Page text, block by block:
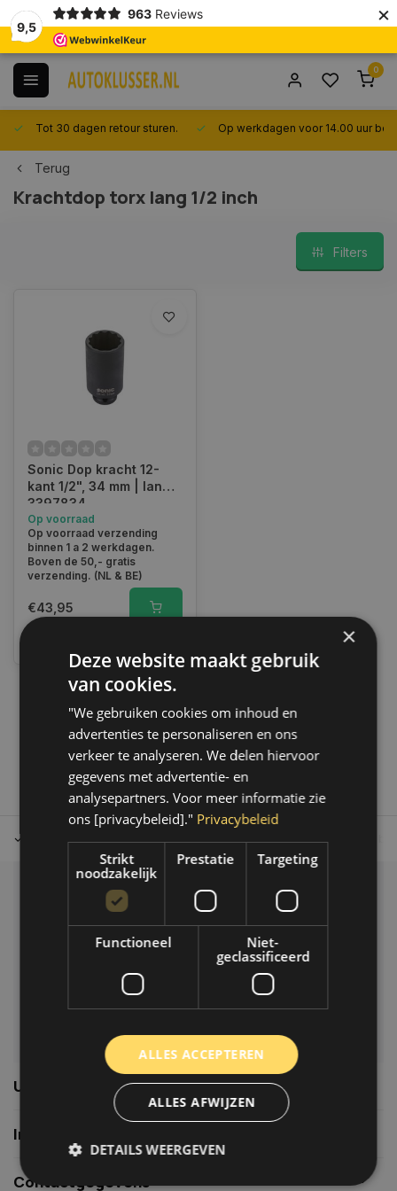
9,5
963 Reviews ×
0
Tot 30 dagen retour sturen. Op werkdagen voor 14.00 uur
Terug
Krachtdop torx lang 1/2 inch
Filters
Sonic Dop kracht 12-
kant 1/2", 34 mm | lang |
3397834
Op voorraad
Op voorraad verzending
binnen 1 a 2 werkdagen.
Boven de 50,- gratis
verzending. (NL & BE)
€43,95
1
Tot 30 dagen retour sturen. Op werkdagen voor 14.00 uur
Klantenservice
Veelgestelde vragen
06-39119169
info@autoklusser.nl
Usefull links
Informatie
Contactgegevens
×
Deze website maakt gebruik
van cookies.
"We gebruiken cookies om inhoud en
advertenties te personaliseren en ons
verkeer te analyseren. We delen hiervoor
gegevens met advertentie- en
analysepartners. Voor meer informatie zie
ons [privacybeleid]." Privacybeleid
Strikt
noodzakelijk
Prestatie Targeting
Functioneel
Niet-
geclassificeerd
ALLES ACCEPTEREN
ALLES AFWIJZEN
DETAILS WEERGEVEN